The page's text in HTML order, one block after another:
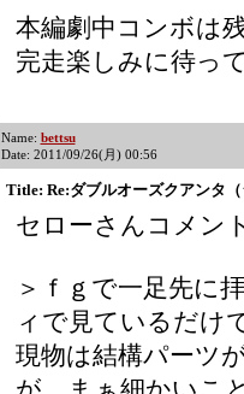
本編劇中コンボは
完走楽しみに待っ
Name: bettsu
Date: 2011/09/26(月) 00:56
Title: Re:ダブルオーズクアンタ
セローさんコメン
＞ｆｇで一足先に
ィで見ているだけ
現物は結構パーツ